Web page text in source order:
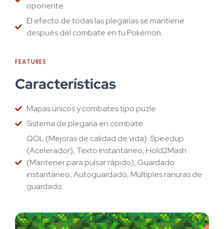
oponente
El efecto de todas las plegarias se mantiene
después del combate en tu Pokémon.
FEATURES
Características
Mapas únicos y combates tipo puzle
Sistema de plegaria en combate
QOL (Mejoras de calidad de vida): Speedup
(Acelerador), Texto instantáneo, Hold2Mash
(Mantener para pulsar rápido), Guardado
instantáneo, Autoguardado, Múltiples ranuras de
guardado.